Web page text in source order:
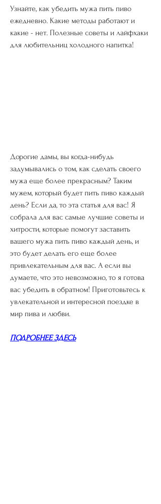
Узнайте, как убедить мужа пить пиво
ежедневно. Какие методы работают и
какие - нет. Полезные советы и лайфхаки
для любительниц холодного напитка!
Дорогие дамы, вы когда-нибудь
задумывались о том, как сделать своего
мужа еще более прекрасным? Таким
мужем, который будет пить пиво каждый
день? Если да, то эта статья для вас! Я
собрала для вас самые лучшие советы и
хитрости, которые помогут заставить
вашего мужа пить пиво каждый день, и
это будет делать его еще более
привлекательным для вас. А если вы
думаете, что это невозможно, то я готова
вас убедить в обратном! Приготовьтесь к
увлекательной и интересной поездке в
мир пива и любви.
ПОДРОБНЕЕ ЗДЕСЬ